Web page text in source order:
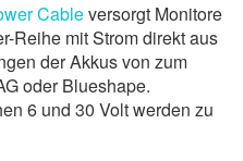
Cableversorgt Monitore
Reihe mit Strom direkt aus
der Akkus von zum
oder Blueshape.
6 und 30 Volt werden zu